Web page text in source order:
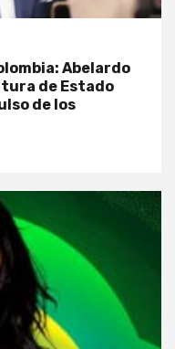
Abelardo
de Estado
de los